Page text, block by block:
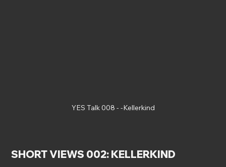
YES Talk 008 - -Kellerkind
SHORT VIEWS 002: KELLERKIND